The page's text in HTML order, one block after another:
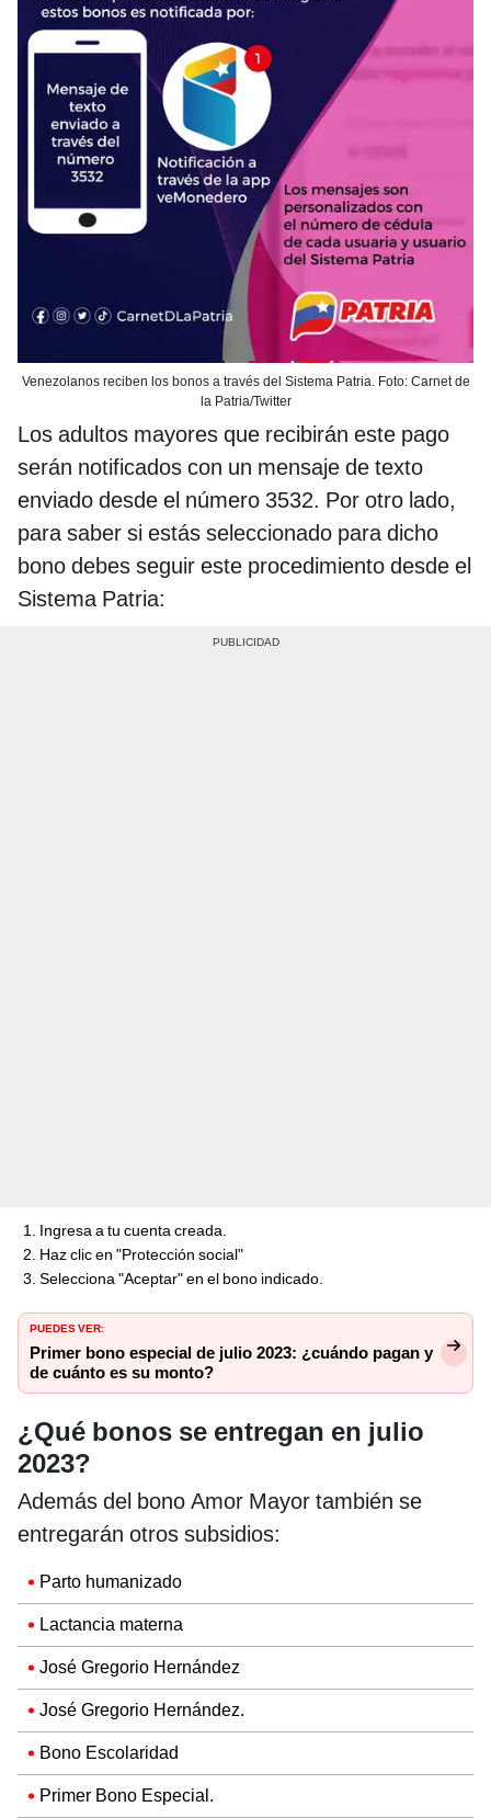
Venezolanos reciben los bonos a través del Sistema Patria. Foto: Carnet de
la Patria/Twitter
Los adultos mayores que recibirán este pago
serán notificados con un mensaje de texto
enviado desde el número 3532. Por otro lado,
para saber si estás seleccionado para dicho
bono debes seguir este procedimiento desde el
Sistema Patria:
Ingresa a tu cuenta creada.
Haz clic en "Protección social"
Selecciona "Aceptar" en el bono indicado.
PUEDES VER:
Primer bono especial de julio 2023: ¿cuándo pagan y
de cuánto es su monto?
¿Qué bonos se entregan en julio
2023?
Además del bono Amor Mayor también se
entregarán otros subsidios:
Parto humanizado
Lactancia materna
José Gregorio Hernández
José Gregorio Hernández.
Bono Escolaridad
Primer Bono Especial.